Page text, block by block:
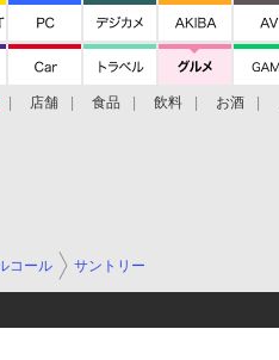
店舗 食品 飲料 お酒
コール サントリー